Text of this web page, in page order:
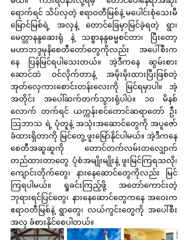
ရောက်ရင် သိပ်လှတဲ့ ဧရာဝတီမြစ်နဲ့ မပေါင်းစုံသေးမီ
မြောင်မြစ်ရဲ့ အလှနဲ့ တောင်ခြေမှာမြင်ခဲ့ရတဲ့ ရွာ၊
မေတ္တာနန္ဒဆေးရုံ နဲ့ သစ္စာနန္ဒဓမ္မစင်တာ၊ ပြီးတော့
မဟာဘဒ္ဒမုနိစေတီတော်တွေကိုလည်း အပေါ်စီးက
နေ ပြန်မြင်ရပါသေးတယ်။ အဲ့ဒီကနေ ဆွမ်းစား
ဆောင်ထဲ ဝင်လိုက်တာနဲ့ အမိုးမိုးထားပြီးဖြစ်တဲ့
အုတ်လှေကားစောင်းတန်းလေးကို မြင်ရမှာပါ။ အဲ့
အတိုင်း အပေါ်ဆက်တက်သွားရုံပါပဲ။ ၁၀ မိနစ်
လောက် တက်ရင် ယက္ကန်းစင်တောင်ဆရာတော် ဦး
သြဘာသ ရဲ့ ပုံတူနဲ့ အသုံးအဆောင်တွေကို အပူဇော်
ခံထားရှိတာကို မြင်တွေ့ ဖူးမြော်နိုင်ပါမယ်။ အဲ့ဒီကနေ
စေတီအဆူဆူကို တောင်တက်လမ်းတလျှောက်
တည်ထားတာတွေ ပုံစံအမျိုးမျိုးနဲ့ ဖူးမြင်ကြရသလို၊
ကျောင်းတိုက်တွေ၊ နားနေဆောင်တွေကိုလည်း မြင်
ကြရပါမယ်။ ရှုခင်းကြည့်ဖို့ အတော်ကောင်းတဲ့
ဘုရားရင်ပြင်တွေ၊ နားနေဆောင်တွေကနေ အဝေးက
ဧရာဝတီမြစ်နဲ့ ရွာတွေ၊ လယ်ကွင်းတွေကို အပေါ်စီး
အလှ ခံစားနိုင်စေပါတယ်။